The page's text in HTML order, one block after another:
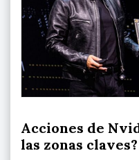
Acciones de
las zonas claves?